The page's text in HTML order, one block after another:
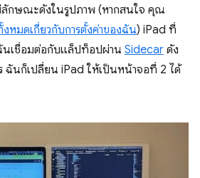
กษณะดังในรูปภาพ (หากสนใจ คุณ
งหมดเกี่ยวกับการตั้งค่าของฉัน) iPad ที่
นเชื่อมต่อกับแล็ปท็อปผ่าน Sidecar ดัง
ฉันก็เปลี่ยน iPad ให้เป็นหน้าจอที่ 2 ได้